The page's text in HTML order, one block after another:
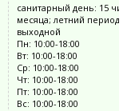
санитарный день: 15
месяца; летний период:
выходной
Пн: 10:00-18:00
Вт: 10:00-18:00
Ср: 10:00-18:00
Чт: 10:00-18:00
Пт: 10:00-18:00
Вс: 10:00-18:00